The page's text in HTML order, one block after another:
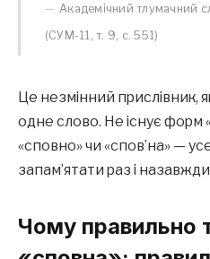
Академічний тлумачний
(СУМ-11, т. 9, с. 551)
Це незмінний прислівник,
одне слово. Не існує форм
«сповно» чи «спов’на» —
запам’ятати раз і
Чому правильно